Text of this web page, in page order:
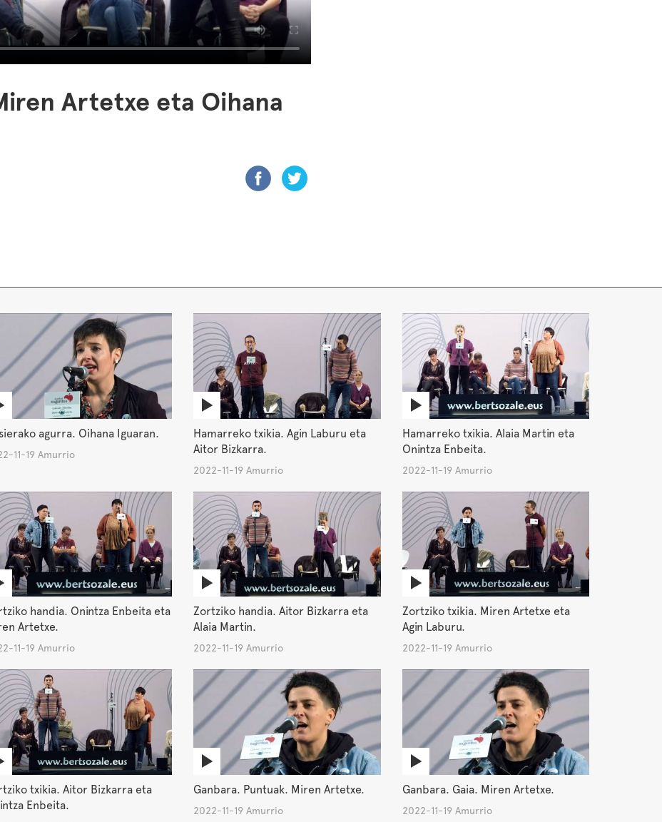
Artetxe eta Oihana
agurra. Oihana Iguaran.
11-19 Amurrio
Hamarreko txikia. Agin Laburu eta
Aitor Bizkarra.
2022-11-19 Amurrio
Hamarreko txikia. Alaia Martin eta
Onintza Enbeita.
2022-11-19 Amurrio
handia. Onintza Enbeita eta
Artetxe.
11-19 Amurrio
Zortziko handia. Aitor Bizkarra eta
Alaia Martin.
2022-11-19 Amurrio
Zortziko txikia. Miren Artetxe eta
Agin Laburu.
2022-11-19 Amurrio
txikia. Aitor Bizkarra eta
Enbeita.
Ganbara. Puntuak. Miren Artetxe.
2022-11-19 Amurrio
Ganbara. Gaia. Miren Artetxe.
2022-11-19 Amurrio